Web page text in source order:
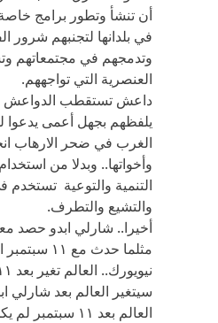
أن تنشأ وتطور برامج
في بلدانها لتجنبهم شرور
وتدمجهم في مجتمعاتهم
العنصرية التي تواجههم.
داعش تستقطب الدواعش
يلفظهم بجهل أعمى
الغرب في ضحر الارهاب
وأخواتها.. وبدلا من
التنمية والتوعية تستخدم
والتشيع والتطرف.
أخيرا.. شارلي ابدو
مثلما حدث
سيتغير العالم بعد شارلي
العالم بعد ١١